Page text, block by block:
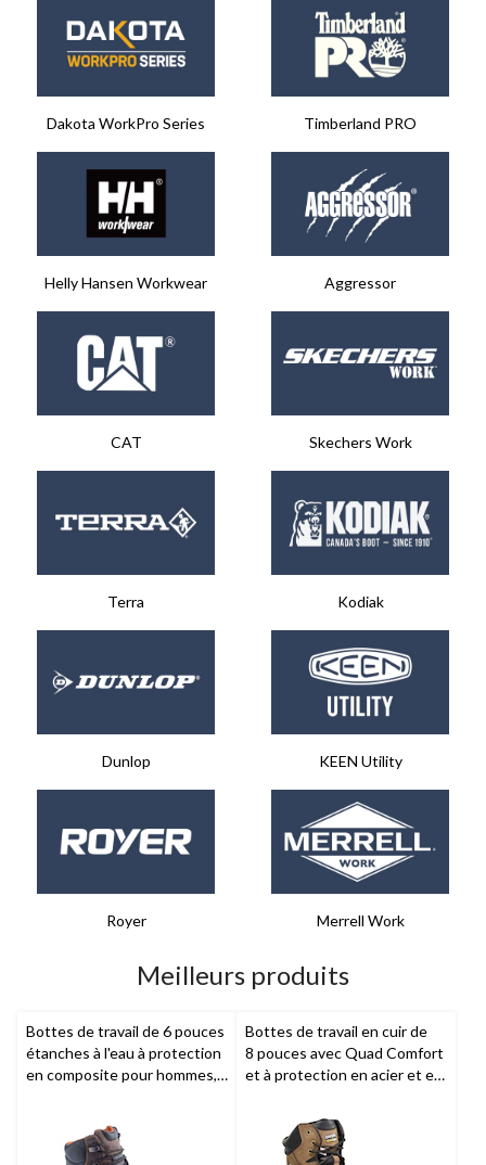
Dakota WorkPro Series​ Timberland PRO
Helly Hansen Workwear Aggressor​
CAT​ Skechers Work​
Terra​ Kodiak​​
Dunlop​​ KEEN Utility​
Royer​ Merrell Work
Meilleurs produits
Bottes de travail de 6 pouces
étanches à l'eau à protection
en composite pour hommes,
Bottes de travail en cuir de
8 pouces avec Quad Comfort
et à protection en acier et en
Dakota Workpro Series